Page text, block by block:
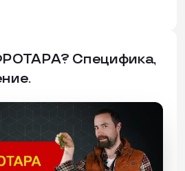
Специфика,